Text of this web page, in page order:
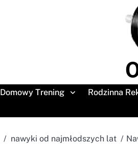
Domowy Trening Rodzinna
nawyki od najmłodszych lat